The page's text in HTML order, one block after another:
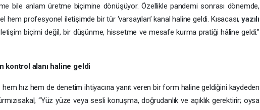
bile anlam üretme biçimine dönüşüyor. Özellikle pandemi sonrası dönemde,
hem profesyonel iletişimde bir tür ‘varsayılan’ kanal haline geldi. Kısacası,yazılı
biçimi değil, bir düşünme, hissetme ve mesafe kurma pratiği hâline geldi.”
kontrol alanı haline geldi
hem hız hem de denetim ihtiyacına yanıt veren bir form haline geldiğini kaydeden
“Yüz yüze veya sesli konuşma, doğrudanlık ve açıklık gerektirir; oysa